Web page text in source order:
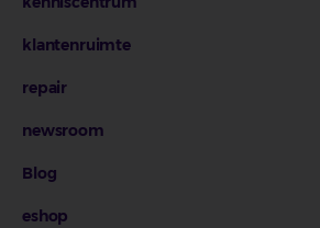
klantenruimte
repair
newsroom
Blog
eshop